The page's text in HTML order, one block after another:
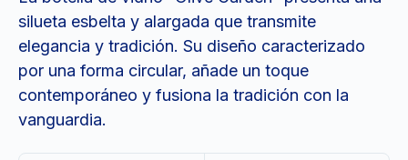
silueta esbelta y alargada que transmite
elegancia y tradición. Su diseño caracterizado
por una forma circular, añade un toque
contemporáneo y fusiona la tradición con la
vanguardia.